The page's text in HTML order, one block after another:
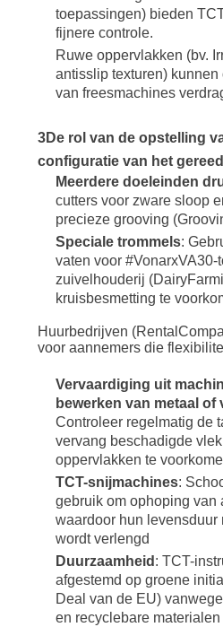
toepassingen) bieden
fijnere controle.
Ruwe oppervlakken (bv.
antisslip texturen)
van freesmachines
3De rol van de opstelling
configuratie van het
Meerdere doeleinden
cutters voor zware sloop
precieze grooving
Speciale trommels:
vaten voor
zuivelhouderij
kruisbesmetting te
Huurbedrijven
voor aannemers die
Vervaardiging uit
bewerken van metaal of
Controleer regelmatig de
vervang beschadigde
oppervlakken te
TCT-snijmachines:
gebruik om ophoping van
waardoor hun levensduur
wordt verlengd
Duurzaamheid : TCT-
afgestemd op groene
Deal van de EU)
en recyclebare materialen